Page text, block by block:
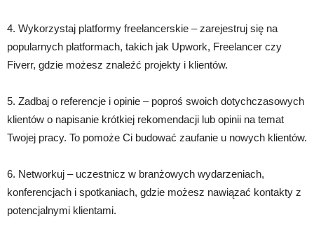
4. Wykorzystaj platformy freelancerskie – zarejestruj się na
popularnych platformach, takich jak Upwork, Freelancer czy
Fiverr, gdzie możesz znaleźć projekty i klientów.
5. Zadbaj o referencje i opinie – poproś swoich dotychczasowych
klientów o napisanie krótkiej rekomendacji lub opinii na temat
Twojej pracy. To pomoże Ci budować zaufanie u nowych klientów.
6. Networkuj – uczestnicz w branżowych wydarzeniach,
konferencjach i spotkaniach, gdzie możesz nawiązać kontakty z
potencjalnymi klientami.